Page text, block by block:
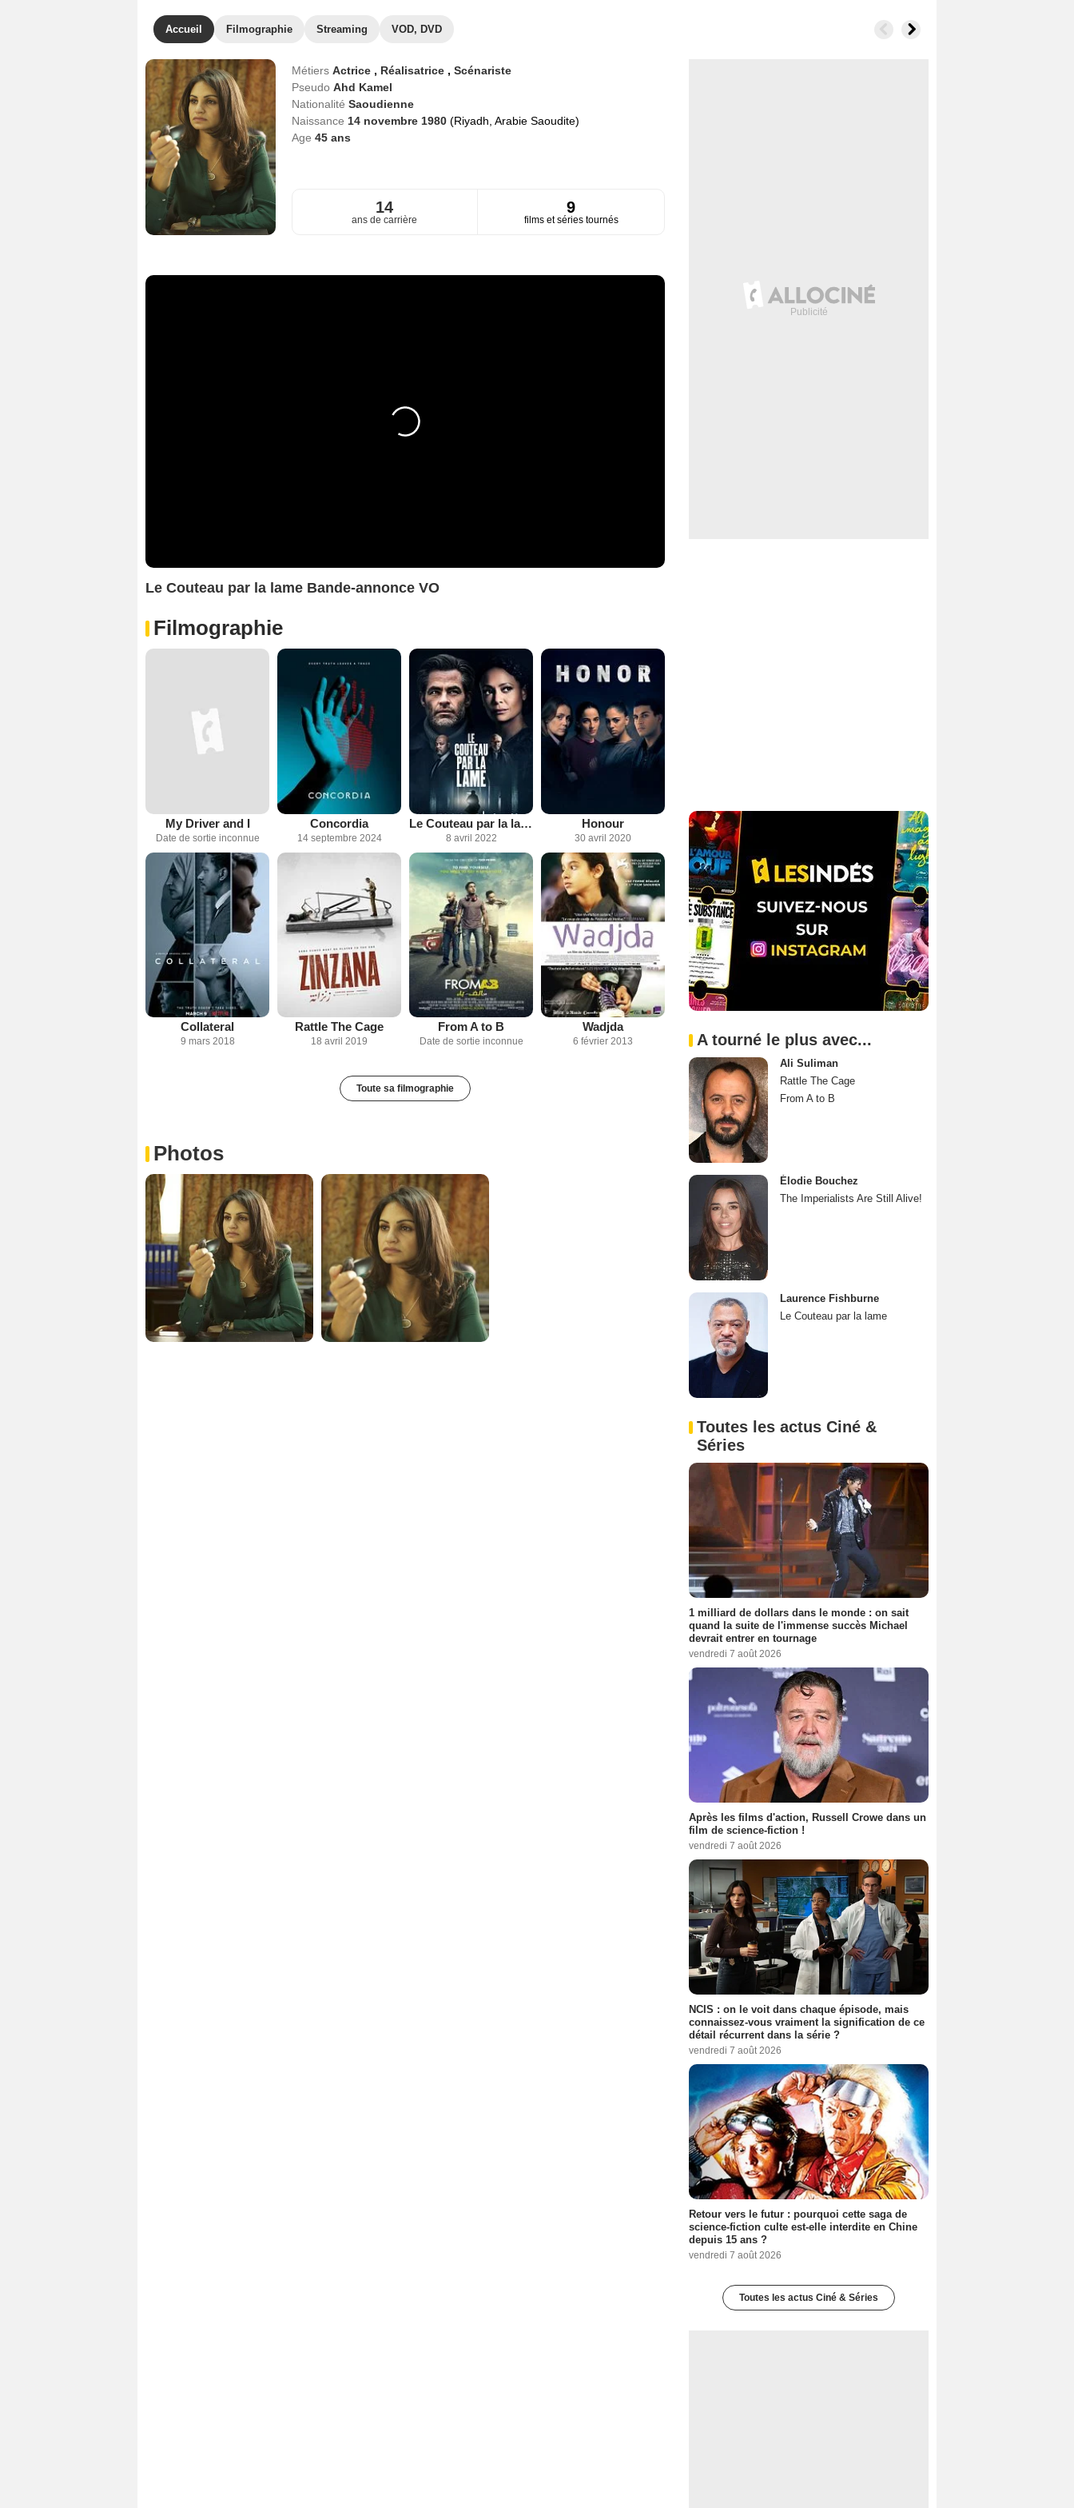
Accueil Filmographie Streaming VOD, DVD
Métiers Actrice , Réalisatrice , Scénariste
Pseudo Ahd Kamel
Nationalité Saoudienne
Naissance 14 novembre 1980 (Riyadh, Arabie Saoudite)
Age 45ans
14
ans de carrière
9
films et séries tournés
Le Couteau par la lame Bande-annonce VO
Filmographie
My Driver and I
Date de sortie inconnue
Concordia
14 septembre 2024
Le Couteau par la lame
8 avril 2022
Honour
30 avril 2020
Collateral
9 mars 2018
Rattle The Cage
18 avril 2019
From A to B
Date de sortie inconnue
Wadjda
6 février 2013
Toute sa filmographie
Photos
A tourné le plus avec...
Ali Suliman
Rattle The Cage
From A to B
Élodie Bouchez
The Imperialists Are Still Alive!
Laurence Fishburne
Le Couteau par la lame
Toutes les actus Ciné &
Séries
1 milliard de dollars dans le monde : on sait
quand la suite de l'immense succès Michael
devrait entrer en tournage
vendredi 7 août 2026
Après les films d'action, Russell Crowe dans un
film de science-fiction !
vendredi 7 août 2026
NCIS : on le voit dans chaque épisode, mais
connaissez-vous vraiment la signification de ce
détail récurrent dans la série ?
vendredi 7 août 2026
Retour vers le futur : pourquoi cette saga de
science-fiction culte est-elle interdite en Chine
depuis 15 ans ?
vendredi 7 août 2026
Toutes les actus Ciné & Séries